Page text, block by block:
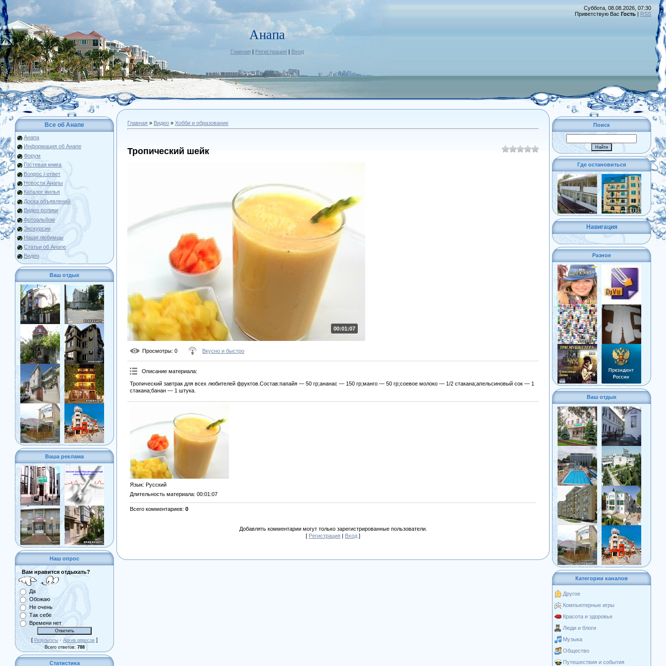
Анапа
Главная | Регистрация | Вход
Суббота, 08.08.2026, 07:30
Приветствую Вас Гость | RSS
Все об Анапе
Анапа
Информация об Анапе
Форум
Гостевая книга
Вопрос / ответ
Новости Анапы
Каталог жилья
Доска объявлений
Видео ролики
Фотоальбом
Экскурсии
Наши любимцы
Статьи об Анапе
Видео
Ваш отдых
Ваша реклама
Наш опрос
Вам нравится отдыхать?
Да
Обожаю
Не очень
Так себе
Времени нет
[ Результаты · Архив опросов ]
Всего ответов: 788
Статистика
Главная » Видео » Хобби и образование
Тропический шейк
00:01:07
Просмотры: 0 Вкусно и быстро
Описание материала:
Тропический завтрак для всех любителей фруктов.Состав:папайя — 50 гр;ананас — 150 гр;манго — 50 гр;соевое молоко — 1/2 стакана;апельсиновый сок — 1
стакана;банан — 1 штука.
Язык: Русский
Длительность материала: 00:01:07
Всего комментариев: 0
Добавлять комментарии могут только зарегистрированные пользователи.
[ Регистрация | Вход ]
Поиск
Где остановиться
Навигация
Разное
Ваш отдых
Категории каналов
Другое
Компьютерные игры
Красота и здоровье
Люди и блоги
Музыка
Общество
Путешествия и события